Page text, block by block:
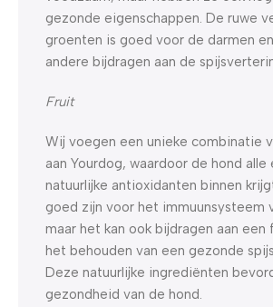
gezonde eigenschappen. De ruwe
groenten is goed voor de darmen
andere bijdragen aan de
Fruit
Wij voegen een unieke combinatie
aan Yourdog, waardoor de hond alle
natuurlijke antioxidanten binnen
goed zijn voor het immuunsysteem
maar het kan ook bijdragen aan een
het behouden van een gezonde
Deze natuurlijke ingrediënten
gezondheid van de hond.